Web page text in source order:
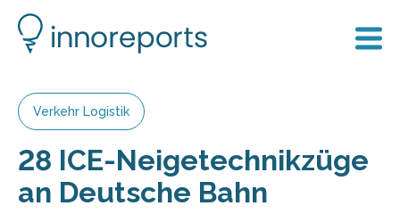
Verkehr Logistik
28 ICE-Neigetechnikzüge
an Deutsche Bahn